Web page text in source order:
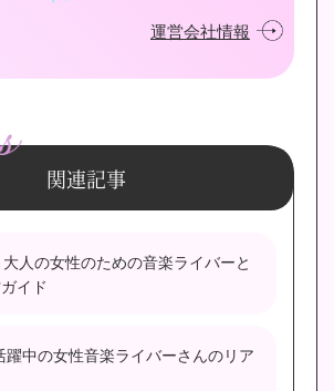
運営会社情報
関連記事
人の女性のための音楽ライバーと
イド
躍中の女性音楽ライバーさんのリア